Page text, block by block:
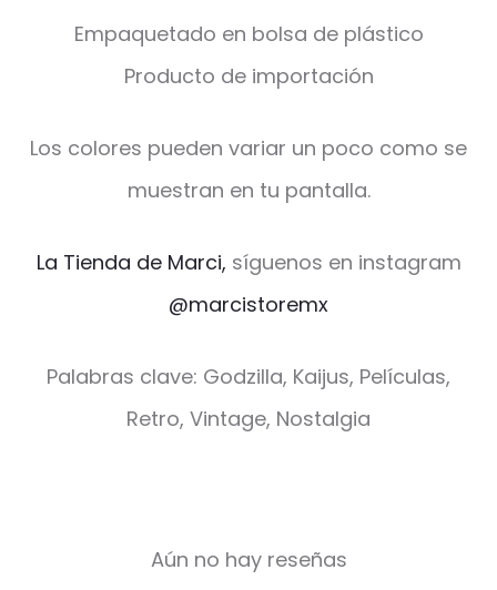
Empaquetado en bolsa de plástico
Producto de importación
Los colores pueden variar un poco como se
muestran en tu pantalla.
La Tienda de Marci, síguenos en instagram
@marcistoremx
Palabras clave: Godzilla, Kaijus, Películas,
Retro, Vintage, Nostalgia
Aún no hay reseñas